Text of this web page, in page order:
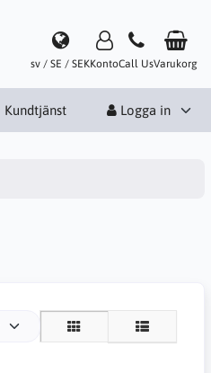
sv / SE / SEKKontoCall UsVarukorg
Kundtjänst Logga in